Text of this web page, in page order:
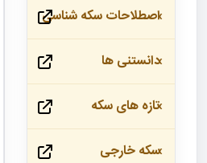
اصطلاحات سکه شناسی
دانستنی ها
تازه های سکه
سکه خارجی